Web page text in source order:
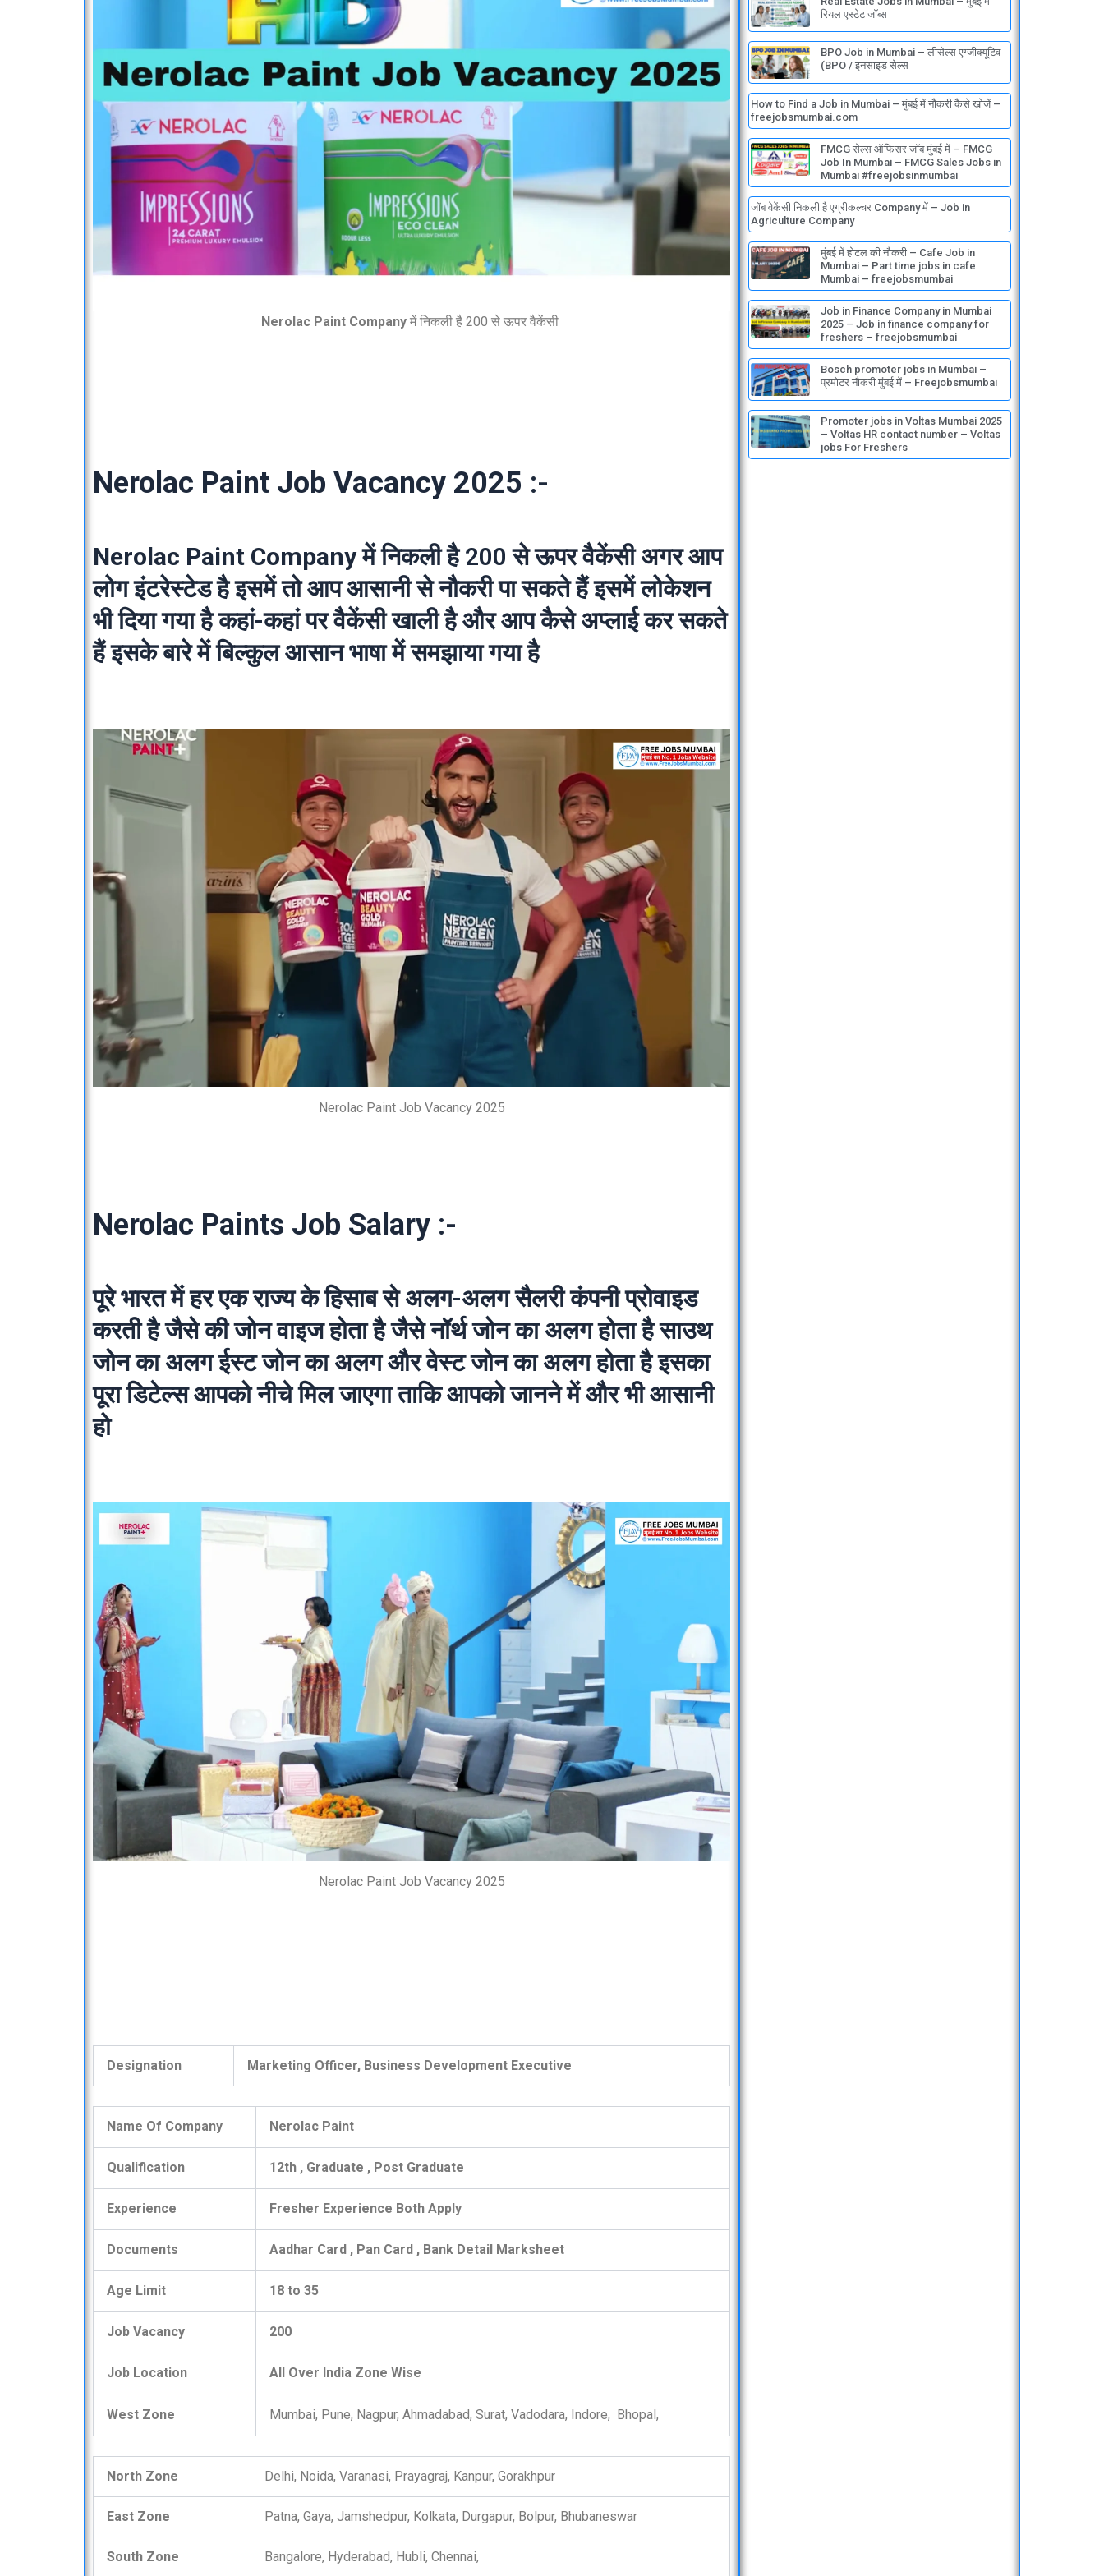
Nerolac Paint Company में निकली है 200 से ऊपर वैकेंसी
Nerolac Paint Job Vacancy 2025 :-
Nerolac Paint Companyमें निकली है 200 से ऊपर वैकेंसी अगर आप
लोग इंटरेस्टेड है इसमें तो आप आसानी से नौकरी पा सकते हैं इसमें लोकेशन
भी दिया गया है कहां-कहां पर वैकेंसी खाली है और आप कैसे अप्लाई कर सकते
हैं इसके बारे में बिल्कुल आसान भाषा में समझाया गया है
Nerolac Paint Job Vacancy 2025
Nerolac Paints Job Salary :-
पूरे भारत में हर एक राज्य के हिसाब से अलग-अलग सैलरी कंपनी प्रोवाइड
करती है जैसे की जोन वाइज होता है जैसे नॉर्थ जोन का अलग होता है साउथ
जोन का अलग ईस्ट जोन का अलग और वेस्ट जोन का अलग होता है इसका
पूरा डिटेल्स आपको नीचे मिल जाएगा ताकि आपको जानने में और भी आसानी
हो
Nerolac Paint Job Vacancy 2025
Designation Marketing Officer, Business Development Executive
Name Of Company Nerolac Paint
Qualification 12th , Graduate , Post Graduate
Experience Fresher Experience Both Apply
Documents Aadhar Card , Pan Card , Bank Detail Marksheet
Age Limit 18 to 35
Job Vacancy 200
Job Location All Over India Zone Wise
West Zone Mumbai, Pune, Nagpur, Ahmadabad, Surat, Vadodara, Indore, Bhopal,
North Zone Delhi, Noida, Varanasi, Prayagraj, Kanpur, Gorakhpur
East Zone Patna, Gaya, Jamshedpur, Kolkata, Durgapur, Bolpur, Bhubaneswar
South Zone Bangalore, Hyderabad, Hubli, Chennai,
o
k
e
i
n
a
m
p
p
रियल एस्टेट जॉब्स
BPO Job in Mumbai – लीसेल्स एग्जीक्यूटिव
(BPO / इनसाइड सेल्स
How to Find a Job in Mumbai – मुंबई में नौकरी कैसे खोजें –
freejobsmumbai.com
FMCG सेल्स ऑफिसर जॉब मुंबई में – FMCG
Job In Mumbai – FMCG Sales Jobs in
Mumbai #freejobsinmumbai
जॉब वेकेंसी निकली है एग्रीकल्चर Company में – Job in
Agriculture Company
मुंबई में होटल की नौकरी – Cafe Job in
Mumbai – Part time jobs in cafe
Mumbai – freejobsmumbai
Job in Finance Company in Mumbai
2025 – Job in finance company for
freshers – freejobsmumbai
Bosch promoter jobs in Mumbai –
प्रमोटर नौकरी मुंबई में – Freejobsmumbai
Promoter jobs in Voltas Mumbai 2025
– Voltas HR contact number – Voltas
jobs For Freshers